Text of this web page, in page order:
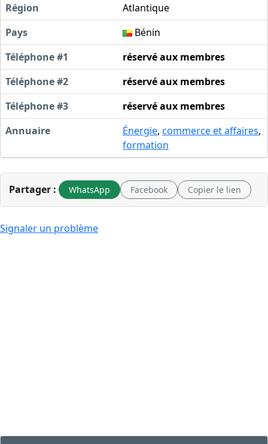
Région
Atlantique
Pays
Bénin
Téléphone #1
réservé aux membres
Téléphone #2
réservé aux membres
Téléphone #3
réservé aux membres
Annuaire
Énergie, commerce et affaires,
formation
Partager : WhatsApp Facebook Copier le lien
Signaler un problème